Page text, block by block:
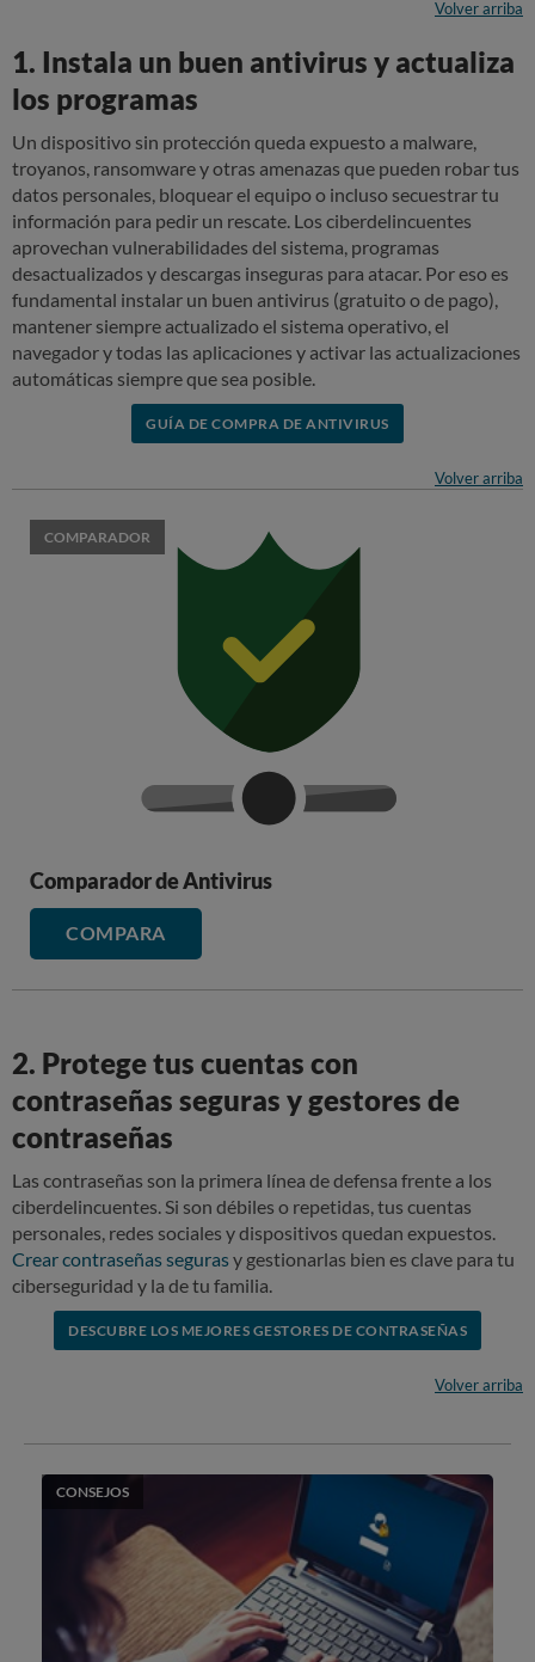
Volver arriba
1. Instala un buen antivirus y actualiza
los programas
Un dispositivo sin protección queda expuesto a malware,
troyanos, ransomware y otras amenazas que pueden robar tus
datos personales, bloquear el equipo o incluso secuestrar tu
información para pedir un rescate. Los ciberdelincuentes
aprovechan vulnerabilidades del sistema, programas
desactualizados y descargas inseguras para atacar. Por eso es
fundamental instalar un buen antivirus (gratuito o de pago),
mantener siempre actualizado el sistema operativo, el
navegador y todas las aplicaciones y activar las actualizaciones
automáticas siempre que sea posible.
GUÍA DE COMPRA DE ANTIVIRUS
Volver arriba
COMPARADOR
Comparador de Antivirus
COMPARA
2. Protege tus cuentas con
contraseñas seguras y gestores de
contraseñas
Las contraseñas son la primera línea de defensa frente a los
ciberdelincuentes. Si son débiles o repetidas, tus cuentas
personales, redes sociales y dispositivos quedan expuestos.
Crear contraseñas segurasy gestionarlas bien es clave para tu
ciberseguridad y la de tu familia.
DESCUBRE LOS MEJORES GESTORES DE CONTRASEÑAS
Volver arriba
CONSEJOS